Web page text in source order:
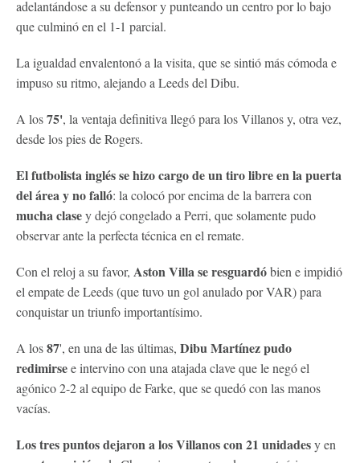
adelantándose a su defensor y punteando un centro por lo bajo
que culminó en el 1-1 parcial.
La igualdad envalentonó a la visita, que se sintió más cómoda e
impuso su ritmo, alejando a Leeds del Dibu.
A los75', la ventaja definitiva llegó para los Villanos y, otra vez,
desde los pies de Rogers.
El futbolista inglés se hizo cargo de un tiro libre en la puerta
del área y no falló: la colocó por encima de la barrera con
mucha clasey dejó congelado a Perri, que solamente pudo
observar ante la perfecta técnica en el remate.
Con el reloj a su favor, Aston Villa se resguardóbien e impidió
el empate de Leeds (que tuvo un gol anulado por VAR) para
conquistar un triunfo importantísimo.
A los87', en una de las últimas, Dibu Martínez pudo
redimirsee intervino con una atajada clave que le negó el
agónico 2-2 al equipo de Farke, que se quedó con las manos
vacías.
Los tres puntos dejaron a los Villanos con 21 unidadesy en